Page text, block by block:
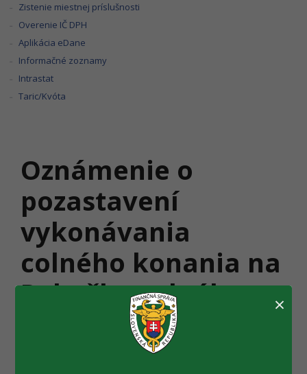
Zistenie miestnej príslušnosti
Overenie IČ DPH
Aplikácia eDane
Informačné zoznamy
Intrastat
Taric/Kvóta
Oznámenie o
pozastavení
vykonávania
colného konania na
Pobočke colného
úradu Ilava
×